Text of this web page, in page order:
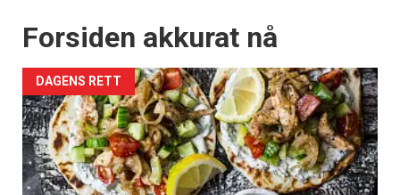
Forsiden akkurat nå
DAGENS RETT